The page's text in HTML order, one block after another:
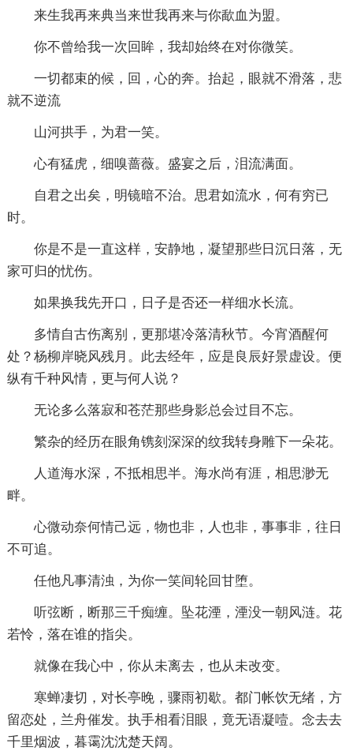
来生我再来典当来世我再来与你歃血为盟。
你不曾给我一次回眸，我却始终在对你微笑。
一切都束的候，回，心的奔。抬起，眼就不滑落，悲
就不逆流
山河拱手，为君一笑。
心有猛虎，细嗅蔷薇。盛宴之后，泪流满面。
自君之出矣，明镜暗不治。思君如流水，何有穷已
时。
你是不是一直这样，安静地，凝望那些日沉日落，无
家可归的忧伤。
如果换我先开口，日子是否还一样细水长流。
多情自古伤离别，更那堪冷落清秋节。今宵酒醒何
处？杨柳岸晓风残月。此去经年，应是良辰好景虚设。便
纵有千种风情，更与何人说？
无论多么落寂和苍茫那些身影总会过目不忘。
繁杂的经历在眼角镌刻深深的纹我转身雕下一朵花。
人道海水深，不抵相思半。海水尚有涯，相思渺无
畔。
心微动奈何情己远，物也非，人也非，事事非，往日
不可追。
任他凡事清浊，为你一笑间轮回甘堕。
听弦断，断那三千痴缠。坠花湮，湮没一朝风涟。花
若怜，落在谁的指尖。
就像在我心中，你从未离去，也从未改变。
寒蝉凄切，对长亭晚，骤雨初歇。都门帐饮无绪，方
留恋处，兰舟催发。执手相看泪眼，竟无语凝噎。念去去
千里烟波，暮霭沈沈楚天阔。